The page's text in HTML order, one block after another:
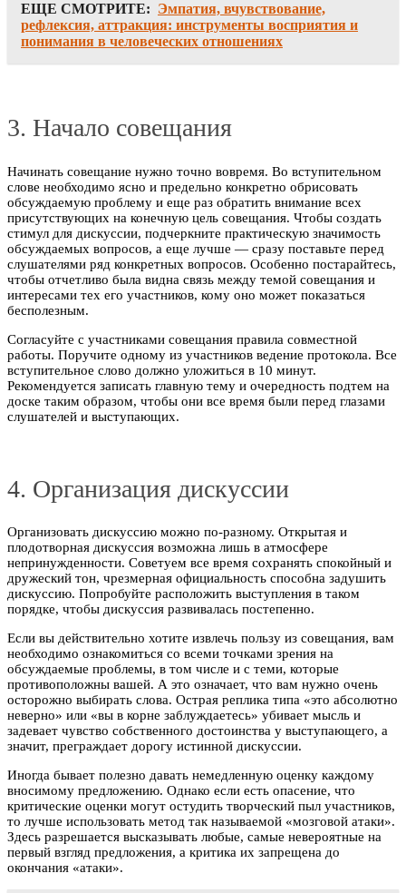
ЕЩЕ СМОТРИТЕ: Эмпатия, вчувствование,
рефлексия, аттракция: инструменты восприятия и
понимания в человеческих отношениях
3. Начало совещания
Начинать совещание нужно точно вовремя. Во вступительном
слове необходимо ясно и предельно конкретно обрисовать
обсуждаемую проблему и еще раз обратить внимание всех
присутствующих на конечную цель совещания. Чтобы создать
стимул для дискуссии, подчеркните практическую значимость
обсуждаемых вопросов, а еще лучше — сразу поставьте перед
слушателями ряд конкретных вопросов. Особенно постарайтесь,
чтобы отчетливо была видна связь между темой совещания и
интересами тех его участников, кому оно может показаться
бесполезным.
Согласуйте с участниками совещания правила совместной
работы. Поручите одному из участников ведение протокола. Все
вступительное слово должно уложиться в 10 минут.
Рекомендуется записать главную тему и очередность подтем на
доске таким образом, чтобы они все время были перед глазами
слушателей и выступающих.
4. Организация дискуссии
Организовать дискуссию можно по-разному. Открытая и
плодотворная дискуссия возможна лишь в атмосфере
непринужденности. Советуем все время сохранять спокойный и
дружеский тон, чрезмерная официальность способна задушить
дискуссию. Попробуйте расположить выступления в таком
порядке, чтобы дискуссия развивалась постепенно.
Если вы действительно хотите извлечь пользу из совещания, вам
необходимо ознакомиться со всеми точками зрения на
обсуждаемые проблемы, в том числе и с теми, которые
противоположны вашей. А это означает, что вам нужно очень
осторожно выбирать слова. Острая реплика типа «это абсолютно
неверно» или «вы в корне заблуждаетесь» убивает мысль и
задевает чувство собственного достоинства у выступающего, а
значит, преграждает дорогу истинной дискуссии.
Иногда бывает полезно давать немедленную оценку каждому
вносимому предложению. Однако если есть опасение, что
критические оценки могут остудить творческий пыл участников,
то лучше использовать метод так называемой «мозговой атаки».
Здесь разрешается высказывать любые, самые невероятные на
первый взгляд предложения, а критика их запрещена до
окончания «атаки».